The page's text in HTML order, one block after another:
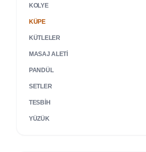
KOLYE
KÜPE
KÜTLELER
MASAJ ALETI
PANDÜL
SETLER
TESBIH
YÜZÜK